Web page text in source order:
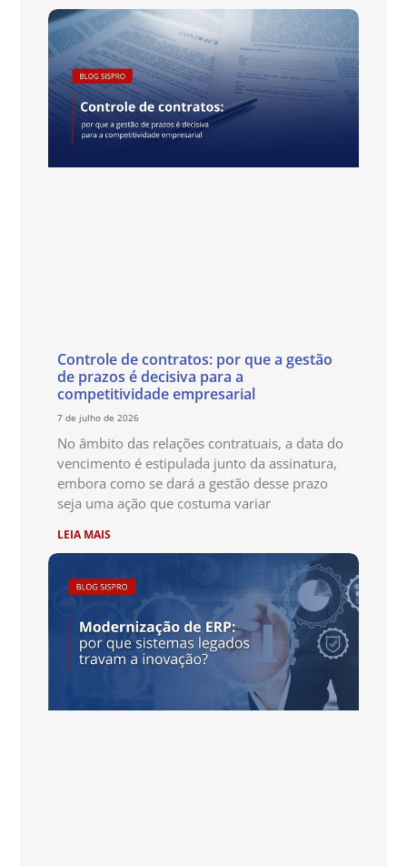
Controle de contratos: por que a gestão
de prazos é decisiva para a
competitividade empresarial
7 de julho de 2026
No âmbito das relações contratuais, a data do
vencimento é estipulada junto da assinatura,
embora como se dará a gestão desse prazo
seja uma ação que costuma variar
LEIA MAIS